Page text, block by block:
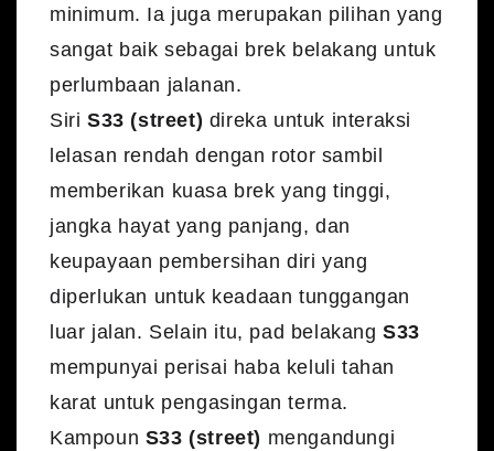
minimum. Ia juga merupakan pilihan yang
sangat baik sebagai brek belakang untuk
perlumbaan jalanan.
Siri S33 (street) direka untuk interaksi
lelasan rendah dengan rotor sambil
memberikan kuasa brek yang tinggi,
jangka hayat yang panjang, dan
keupayaan pembersihan diri yang
diperlukan untuk keadaan tunggangan
luar jalan. Selain itu, pad belakangS33
mempunyai perisai haba keluli tahan
karat untuk pengasingan terma.
Kampoun S33 (street) mengandungi